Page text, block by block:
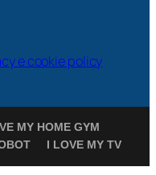
e cookie policy
MY HOME GYM
I LOVE MY TV